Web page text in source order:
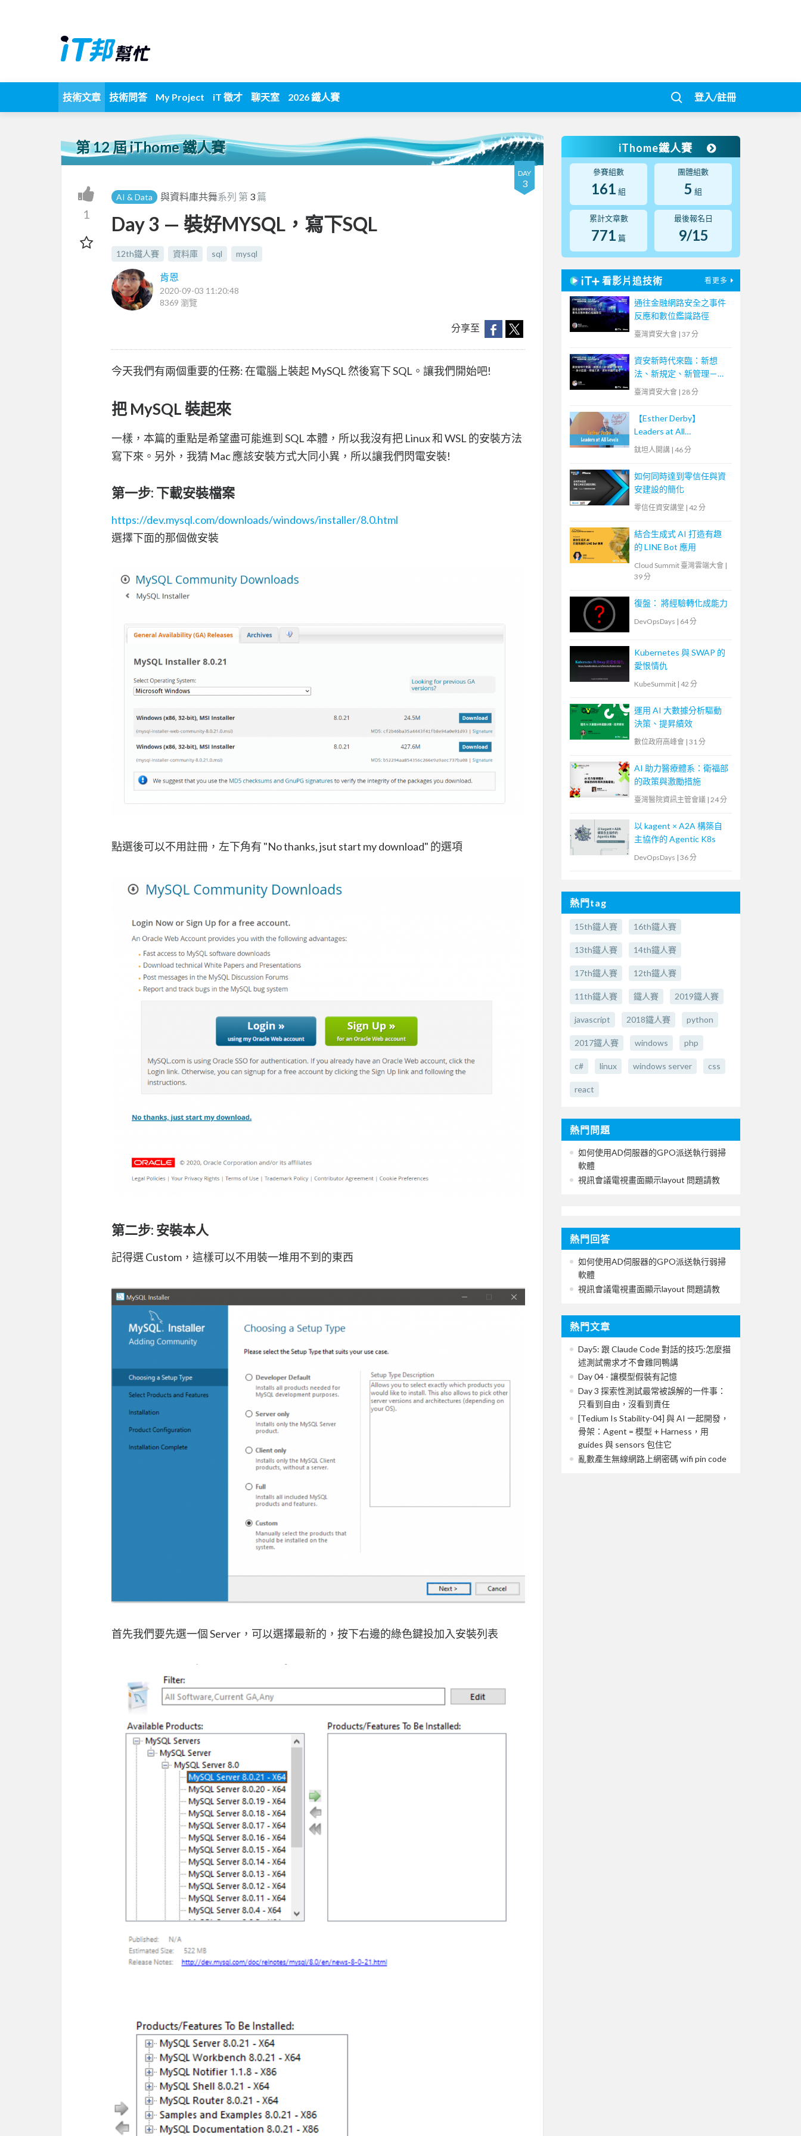
技術文章 技術問答 My Project iT 徵才 聊天室 2026 鐵人賽 登入/註冊
第 12 屆 iThome 鐵人賽
DAY
3
1
AI & Data 與資料庫共舞系列 第 3 篇
Day 3 — 裝好MYSQL，寫下SQL
12th鐵人賽 資料庫 sql mysql
肯恩
2020-09-03 11:20:48
8369 瀏覽
分享至
今天我們有兩個重要的任務: 在電腦上裝起 MySQL 然後寫下 SQL。讓我們開始吧!
把 MySQL 裝起來
一樣，本篇的重點是希望盡可能進到 SQL 本體，所以我沒有把 Linux 和 WSL 的安裝方法
寫下來。另外，我猜 Mac 應該安裝方式大同小異，所以讓我們閃電安裝!
第一步: 下載安裝檔案
https://dev.mysql.com/downloads/windows/installer/8.0.html
選擇下面的那個做安裝
點選後可以不用註冊，左下角有 "No thanks, jsut start my download" 的選項
第二步: 安裝本人
記得選 Custom，這樣可以不用裝一堆用不到的東西
首先我們要先選一個 Server，可以選擇最新的，按下右邊的綠色鍵投加入安裝列表
iThome鐵人賽
參賽組數
161 組
團體組數
5 組
累計文章數
771 篇
最後報名日
9/15
看影片追技術 看更多
通往金融網路安全之事件
反應和數位鑑識路徑
臺灣資安大會 | 37 分
資安新時代來臨：新想
法、新規定、新管理－身
分認證、掃描工具、資料
臺灣資安大會 | 28 分
【Esther Derby】
Leaders at All
Levels（Agile summit
科技
鈦坦人開講 | 46 分
如何同時達到零信任與資
安建設的簡化
零信任資安講堂 | 42 分
結合生成式 AI 打造有趣
的 LINE Bot 應用
Cloud Summit 臺灣雲端大會 |
39 分
復盤： 將經驗轉化成能力
DevOpsDays | 64 分
Kubernetes 與 SWAP 的
愛恨情仇
KubeSummit | 42 分
運用 AI 大數據分析驅動
決策、提昇績效
數位政府高峰會 | 31 分
AI 助力醫療體系：衛福部
的政策與激勵措施
臺灣醫院資訊主管會議 | 24 分
以 kagent × A2A 構築自
主協作的 Agentic K8s
DevOpsDays | 36 分
熱門tag
15th鐵人賽 16th鐵人賽
13th鐵人賽 14th鐵人賽
17th鐵人賽 12th鐵人賽
11th鐵人賽 鐵人賽 2019鐵人賽
javascript 2018鐵人賽 python
2017鐵人賽 windows php
c# linux windows server css
react
熱門問題
如何使用AD伺服器的GPO派送執行弱掃
軟體
視訊會議電視畫面顯示layout 問題請教
熱門回答
如何使用AD伺服器的GPO派送執行弱掃
軟體
視訊會議電視畫面顯示layout 問題請教
熱門文章
Day5: 跟 Claude Code 對話的技巧:怎麼描
述測試需求才不會雞同鴨講
Day 04 - 讓模型假裝有記憶
Day 3 探索性測試最常被誤解的一件事：
只看到自由，沒看到責任
[Tedium Is Stability-04] 與 AI 一起開發，
骨架：Agent = 模型 + Harness，用
guides 與 sensors 包住它
亂數產生無線網路上網密碼 wifi pin code